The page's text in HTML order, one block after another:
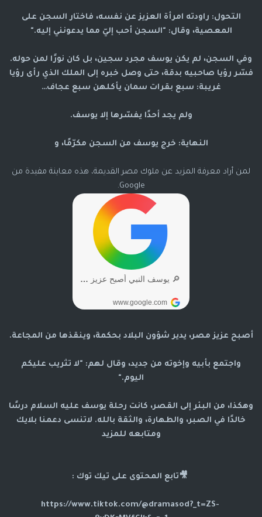
التحول: راودته امرأة العزيز عن نفسه، فاختار السجن على
المعصية، وقال: "السجن أحب إليّ مما يدعونني إليه."
وفي السجن، لم يكن يوسف مجرد سجين، بل كان نورًا لمن حوله.
فسّر رؤيا صاحبيه بدقة، حتى وصل خبره إلى الملك الذي رأى رؤيا
غريبة: سبع بقرات سمان يأكلهن سبع عجاف…
ولم يجد أحدًا يفسّرها إلا يوسف.
النهاية: خرج يوسف من السجن مكرّمًا، و
لمن أراد معرفة المزيد عن ملوك مصر القديمة، هذه معاينة مفيدة من
Google.
أصبح عزيز مصر، يدير شؤون البلاد بحكمة، وينقذها من المجاعة.
واجتمع بأبيه وإخوته من جديد، وقال لهم: "لا تثريب عليكم
اليوم."
وهكذا، من البئر إلى القصر، كانت رحلة يوسف عليه السلام درسًا
خالدًا في الصبر، والطهارة، والثقة بالله. لاتنسى دعمنا بلايك
ومتابعه للمزيد
🎥تابع المحتوى على تيك توك :
https://www.tiktok.com/@dramasod?_t=ZS-